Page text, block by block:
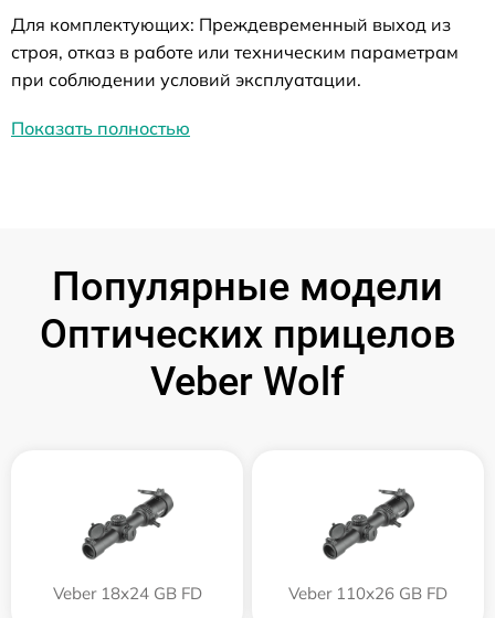
Для комплектующих: Преждевременный выход из
строя, отказ в работе или техническим параметрам
при соблюдении условий эксплуатации.
Показать полностью
Популярные модели
Оптических прицелов
Veber Wolf
Veber 18x24 GB FD Veber 110х26 GB FD